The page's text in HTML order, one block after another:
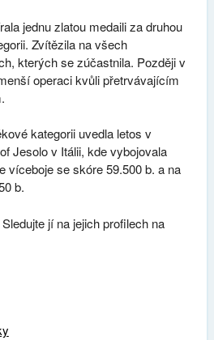
jednu zlatou medaili za druhou
Zvítězila na všech
kterých se zúčastnila. Později v
operaci kvůli přetrvávajícím
kategorii uvedla letos v
Jesolo v Itálii, kde vybojovala
víceboje se skóre 59.500 b. a na
b.
jí na jejich profilech na